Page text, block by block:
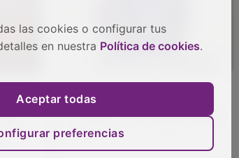
el
el
Sergi Segura regresa al
Dépor y firma hasta 2028
las cookies o configurar tus
en nuestra Política de cookies.
Aceptar todas
preferencias